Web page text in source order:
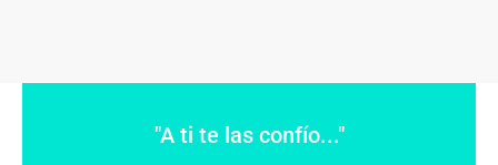
"A ti te las confío..."